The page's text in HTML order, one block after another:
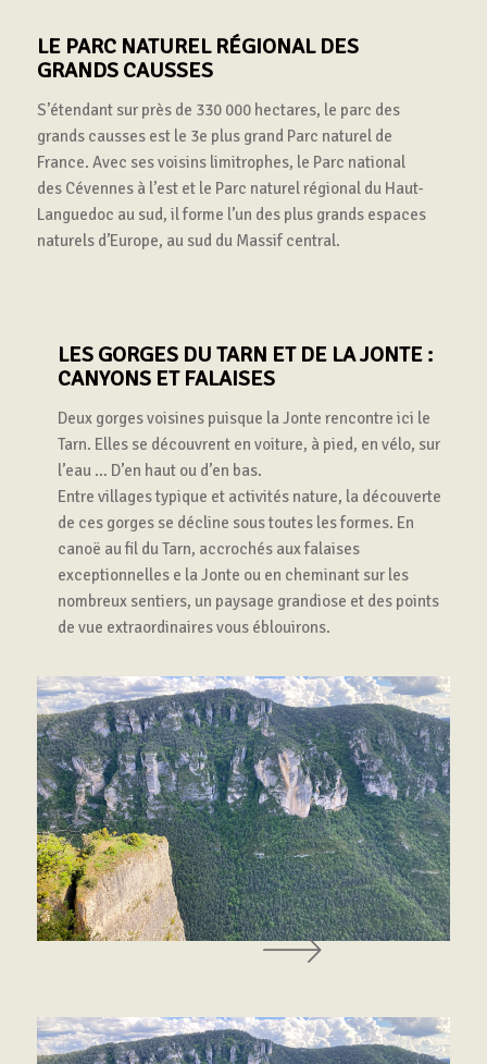
LE PARC NATUREL RÉGIONAL DES
GRANDS CAUSSES
S’étendant sur près de 330 000 hectares, le parc des
grands causses est le 3e plus grand Parc naturel de
France. Avec ses voisins limitrophes, le Parc national
des Cévennes à l’est et le Parc naturel régional du Haut-
Languedoc au sud, il forme l’un des plus grands espaces
naturels d’Europe, au sud du Massif central.
LES GORGES DU TARN ET DE LA JONTE :
CANYONS ET FALAISES
Deux gorges voisines puisque la Jonte rencontre ici le
Tarn. Elles se découvrent en voiture, à pied, en vélo, sur
l’eau … D’en haut ou d’en bas.
Entre villages typique et activités nature, la découverte
de ces gorges se décline sous toutes les formes. En
canoë au fil du Tarn, accrochés aux falaises
exceptionnelles e la Jonte ou en cheminant sur les
nombreux sentiers, un paysage grandiose et des points
de vue extraordinaires vous éblouirons.